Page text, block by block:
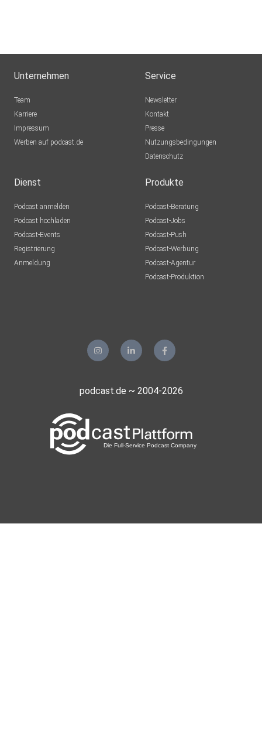
Unternehmen
Team
Karriere
Impressum
Werben auf podcast.de
Service
Newsletter
Kontakt
Presse
Nutzungsbedingungen
Datenschutz
Dienst
Podcast anmelden
Podcast hochladen
Podcast-Events
Registrierung
Anmeldung
Produkte
Podcast-Beratung
Podcast-Jobs
Podcast-Push
Podcast-Werbung
Podcast-Agentur
Podcast-Produktion
podcast.de ~ 2004-2026